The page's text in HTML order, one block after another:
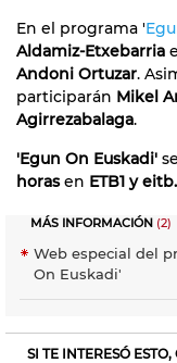
En el programa '
Aldamiz-Etxebarria
Andoni Ortuzar.
participarán Mikel
Agirrezabalaga.
'Egun On Euskadi'
horasen ETB1 y
MÁS INFORMACIÓN (2)
Web especial del
On Euskadi'
SI TE INTERESÓ